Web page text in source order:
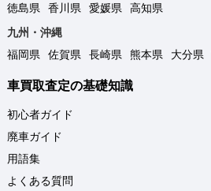
徳島県
香川県 愛媛県
高知県
九州・沖縄
福岡県
佐賀県 長崎県 熊本県 大分県
車買取査定の基礎知識
初心者ガイド
廃車ガイド
用語集
よくある質問